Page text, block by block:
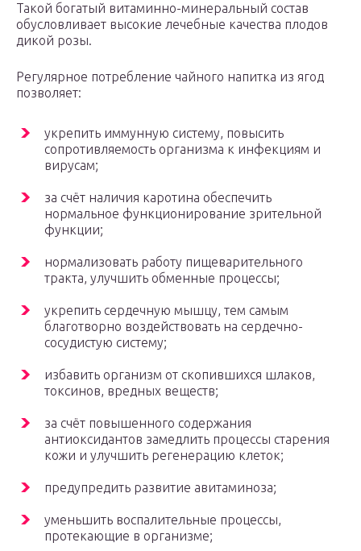
Такой богатый витаминно-минеральный состав
обусловливает высокие лечебные качества плодов
дикой розы.
Регулярное потребление чайного напитка из ягод
позволяет:
укрепить иммунную систему, повысить
сопротивляемость организма к инфекциям и
вирусам;
за счёт наличия каротина обеспечить
нормальное функционирование зрительной
функции;
нормализовать работу пищеварительного
тракта, улучшить обменные процессы;
укрепить сердечную мышцу, тем самым
благотворно воздействовать на сердечно-
сосудистую систему;
избавить организм от скопившихся шлаков,
токсинов, вредных веществ;
за счёт повышенного содержания
антиоксидантов замедлить процессы старения
кожи и улучшить регенерацию клеток;
предупредить развитие авитаминоза;
уменьшить воспалительные процессы,
протекающие в организме;